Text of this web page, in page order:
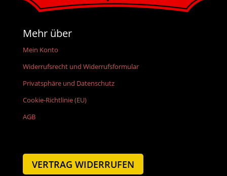
Mehr über
Mein Konto
Widerrufsrecht und Widerrufsformular
Privatsphäre und Datenschutz
Cookie-Richtlinie (EU)
AGB
VERTRAG WIDERRUFEN